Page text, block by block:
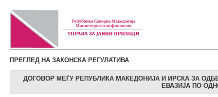
ПРЕГЛЕД НА ЗАКОНСКА РЕГУЛАТИВА
ДОГОВОР МЕЃУ РЕПУБЛИКА МАКЕДОНИЈА И ИРСКА ЗА
ЕВАЗИЈА ПО